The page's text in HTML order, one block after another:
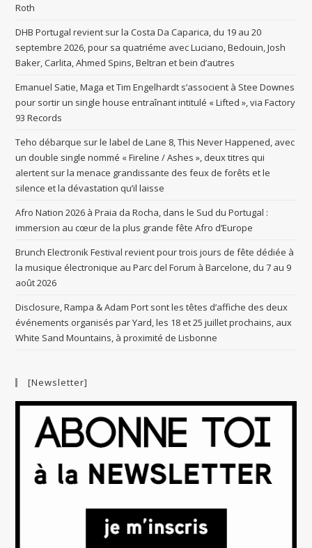
Roth
DHB Portugal revient sur la Costa Da Caparica, du 19 au 20
septembre 2026, pour sa quatriéme avec Luciano, Bedouin, Josh
Baker, Carlita, Ahmed Spins, Beltran et bein d’autres
Emanuel Satie, Maga et Tim Engelhardt s’associent à Stee Downes
pour sortir un single house entraînant intitulé « Lifted », via Factory
93 Records
Teho débarque sur le label de Lane 8, This Never Happened, avec
un double single nommé « Fireline / Ashes », deux titres qui
alertent sur la menace grandissante des feux de forêts et le
silence et la dévastation qu’il laisse
Afro Nation 2026 à Praia da Rocha, dans le Sud du Portugal :
immersion au cœur de la plus grande fête Afro d’Europe
Brunch Electronik Festival revient pour trois jours de fête dédiée à
la musique électronique au Parc del Forum à Barcelone, du 7 au 9
août 2026
Disclosure, Rampa & Adam Port sont les têtes d’affiche des deux
événements organisés par Yard, les 18 et 25 juillet prochains, aux
White Sand Mountains, à proximité de Lisbonne
[Newsletter]